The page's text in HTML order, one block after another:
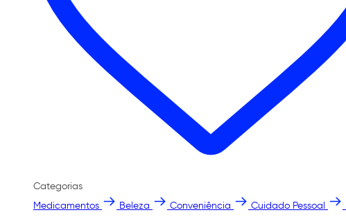
Categorias
Medicamentos
Beleza Conveniência Cuidado Pessoal